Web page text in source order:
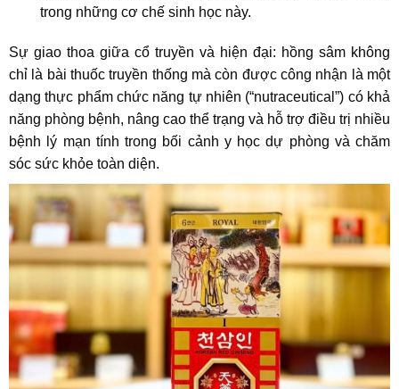
trong những cơ chế sinh học này.
Sự giao thoa giữa cổ truyền và hiện đại: hồng sâm không
chỉ là bài thuốc truyền thống mà còn được công nhận là một
dạng thực phẩm chức năng tự nhiên (“nutraceutical”) có khả
năng phòng bệnh, nâng cao thể trạng và hỗ trợ điều trị nhiều
bệnh lý mạn tính trong bối cảnh y học dự phòng và chăm
sóc sức khỏe toàn diện.